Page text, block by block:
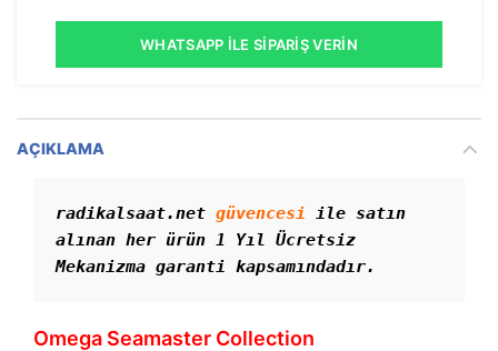
WHATSAPP İLE SIPARIŞ VERIN
AÇIKLAMA
radikalsaat.net güvencesi ile satın
alınan her ürün 1 Yıl Ücretsiz
Mekanizma garanti kapsamındadır.
Omega Seamaster Collection